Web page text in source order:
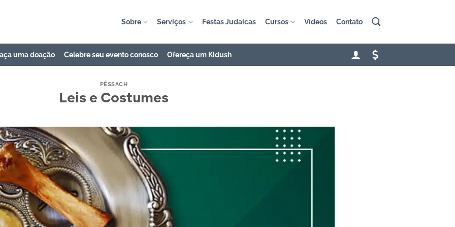
Sobre Serviços Festas Judaicas Cursos Vídeos Contato
uma doação Celebre seu evento conosco Ofereça um Kidush
PÊSSACH
Leis e Costumes